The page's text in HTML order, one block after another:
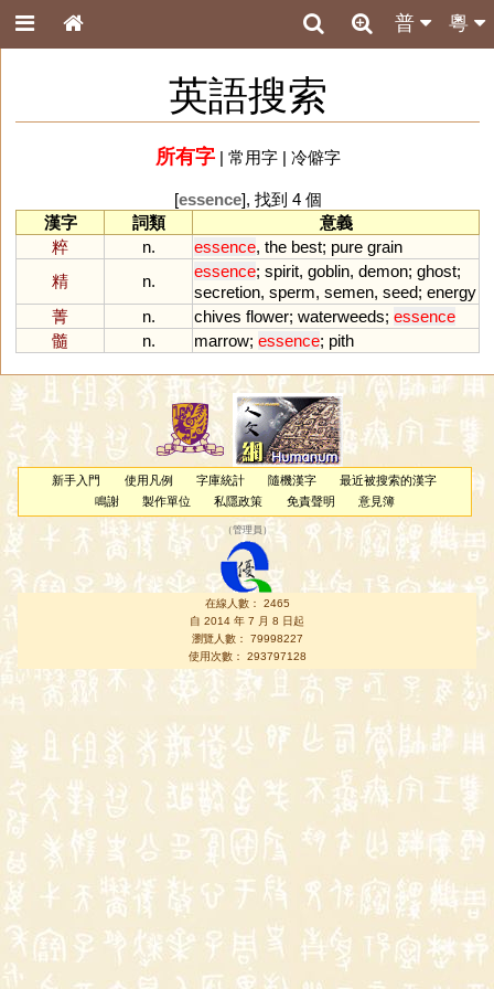
粵
普
英語搜索
所有字| 常用字| 冷僻字
[essence], 找到 4 個
漢字
詞類
意義
粹
n. essence, the best; pure grain
精
n.
essence; spirit, goblin, demon; ghost;
secretion, sperm, semen, seed; energy
菁
n. chives flower; waterweeds; essence
髓
n. marrow; essence; pith
新手入門 使用凡例 字庫統計 隨機漢字
最近被搜索的漢字
鳴謝
製作單位 私隱政策 免責聲明 意見簿
（管理員 ）
在線人數： 2465
自 2014 年 7 月 8 日起
瀏覽人數： 79998227
使用次數： 293797128